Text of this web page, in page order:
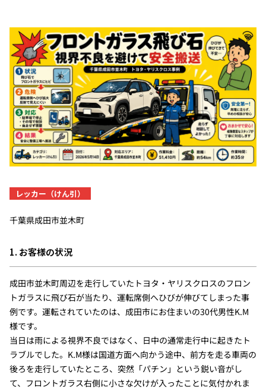
レッカー（けん引）
千葉県成田市並木町
1. お客様の状況
成田市並木町周辺を走行していたトヨタ・ヤリスクロスのフロン
トガラスに飛び石が当たり、運転席側へひびが伸びてしまった事
例です。運転されていたのは、成田市にお住まいの30代男性K.M
様です。
当日は雨による視界不良ではなく、日中の通常走行中に起きたト
ラブルでした。K.M様は国道方面へ向かう途中、前方を走る車両の
後ろを走行していたところ、突然「パチン」という鋭い音がし
て、フロントガラス右側に小さな欠けが入ったことに気付かれま